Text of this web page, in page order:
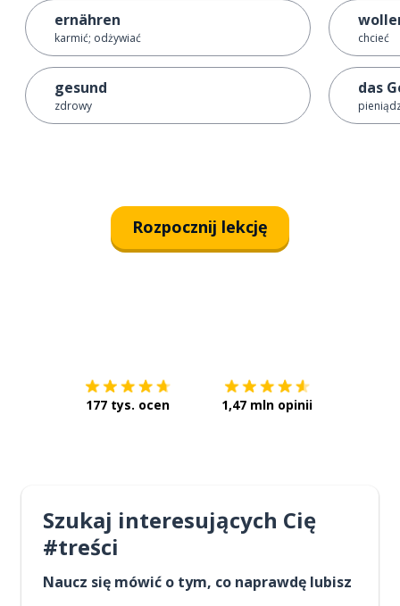
ernähren
karmić; odżywiać
gesund
zdrowy
chcieć
das
Rozpocznij lekcję
177 tys. ocen 1,47 mln opinii
Szukaj interesujących Cię
#treści
Naucz się mówić o tym, co naprawdę lubisz